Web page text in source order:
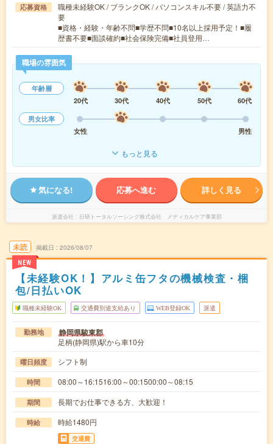
応募資格
職種未経験OK / ブランクOK / パソコンスキル不要 / 英語力不
要
■資格・経験・年齢不問■学歴不問■10名以上採用予定！■履
歴書不要■面談確約■社会保険完備■社員登用…
職場の雰囲気
年齢層
20代
30代 40代 50代
60代
男女比率
女性
男性
もっと見る
気になる! 応募へ進む 詳しく見る
派遣会社 日研トータルソーシング株式会社 メディカルケア事業部
未読
NEW
掲載日 2026/08/07
【未経験OK！】アルミ缶フタの機械検査・梱
包/日払いOK
職種未経験OK 交通費別途支給あり WEB登録OK 派遣
勤務地 静岡県駿東郡
足柄(静岡県)駅から車10分
曜日頻度 シフト制
時間 08:00～16:1516:00～00:1500:00～08:15
期間 長期でお仕事できる方、大歓迎！
時給 時給1480円
交通費